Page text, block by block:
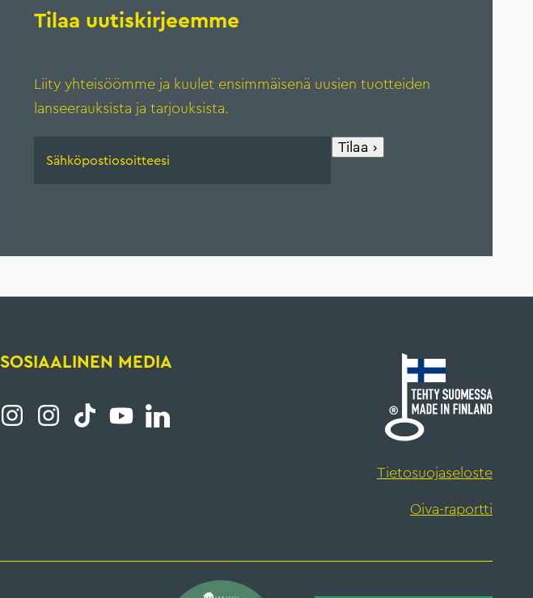
Tilaa uutiskirjeemme
Liity yhteisöömme ja kuulet ensimmäisenä uusien tuotteiden
lanseerauksista ja tarjouksista.
Tilaa ›
SOSIAALINEN MEDIA
Tietosuojaseloste
Oiva-raportti